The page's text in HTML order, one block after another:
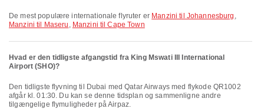
De mest populære internationale flyruter er Manzini til Johannesburg ,
Manzini til Maseru , Manzini til Cape Town
Hvad er den tidligste afgangstid fra King Mswati III International
Airport (SHO)?
Den tidligste flyvning til Dubai med Qatar Airways med flykode QR1002
afgår kl. 01:30. Du kan se denne tidsplan og sammenligne andre
tilgængelige flymuligheder på Airpaz.